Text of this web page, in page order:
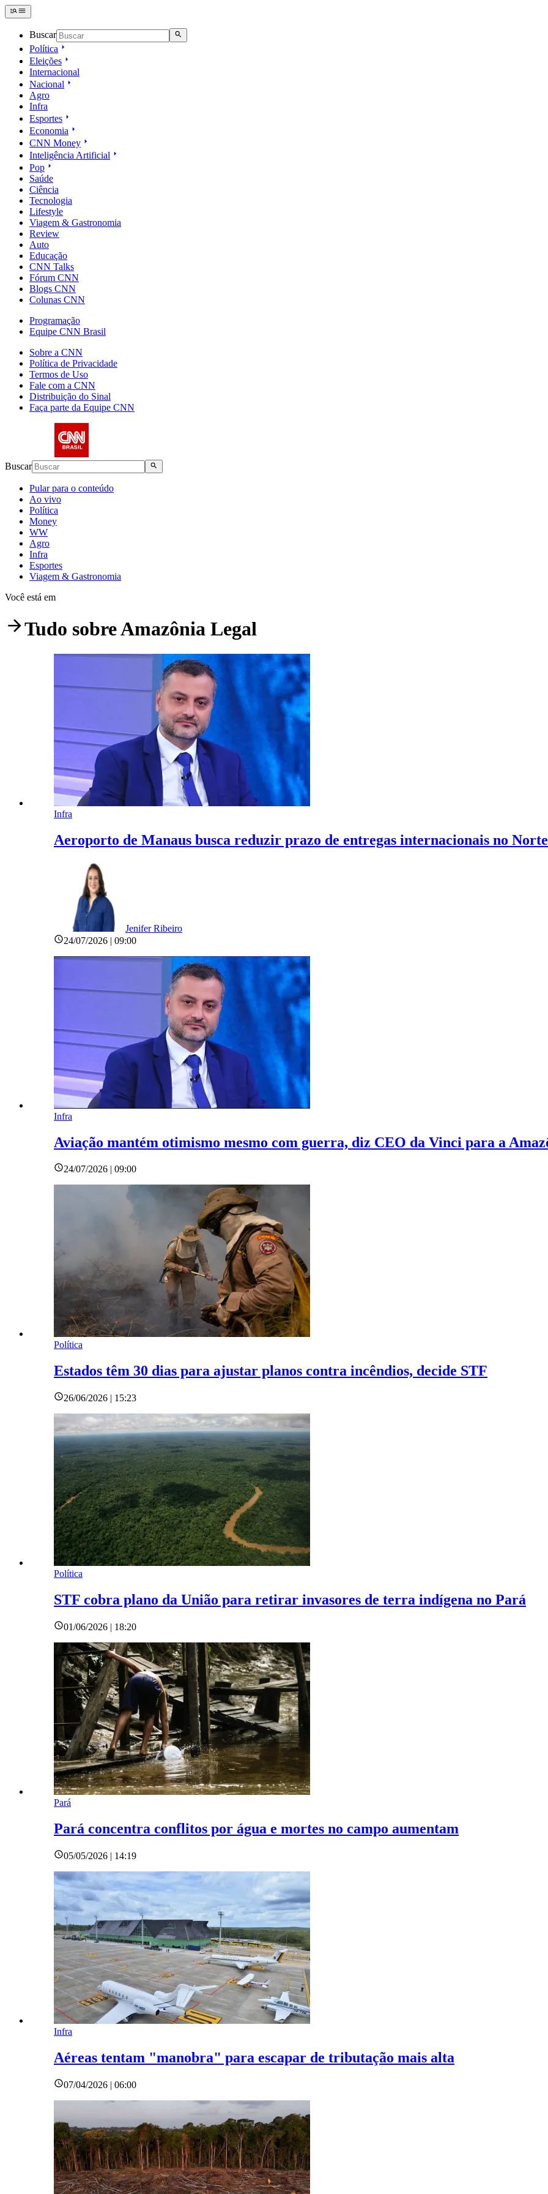
Buscar
Política
Eleições
Internacional
Nacional
Agro
Infra
Esportes
Economia
CNN Money
Inteligência Artificial
Pop
Saúde
Ciência
Tecnologia
Lifestyle
Viagem & Gastronomia
Review
Auto
Educação
CNN Talks
Fórum CNN
Blogs CNN
Colunas CNN
Programação
Equipe CNN Brasil
Sobre a CNN
Política de Privacidade
Termos de Uso
Fale com a CNN
Distribuição do Sinal
Faça parte da Equipe CNN
Buscar
Pular para o conteúdo
Ao vivo
Política
Money
WW
Agro
Infra
Esportes
Viagem & Gastronomia
Você está em
Tudo sobreAmazônia Legal
Infra
Aeroporto de Manaus busca reduzir prazo de entregas internacionais no Norte
Jenifer Ribeiro
24/07/2026 | 09:00
Infra
Aviação mantém otimismo mesmo com guerra, diz CEO da Vinci para a
24/07/2026 | 09:00
Política
Estados têm 30 dias para ajustar planos contra incêndios, decide STF
26/06/2026 | 15:23
Política
STF cobra plano da União para retirar invasores de terra indígena no Pará
01/06/2026 | 18:20
Pará
Pará concentra conflitos por água e mortes no campo aumentam
05/05/2026 | 14:19
Infra
Aéreas tentam "manobra" para escapar de tributação mais alta
07/04/2026 | 06:00